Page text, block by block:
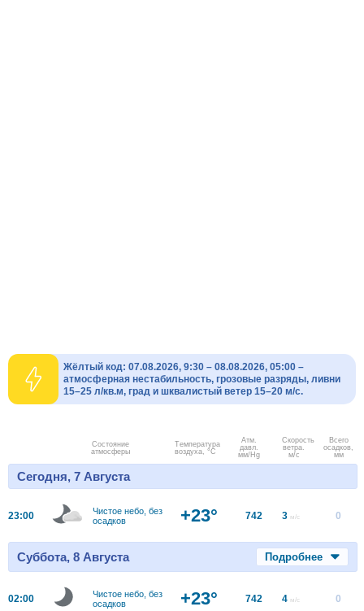
Жёлтый код: 07.08.2026, 9:30 – 08.08.2026, 05:00 –
атмосферная нестабильность, грозовые разряды, ливни
15–25 л/кв.м, град и шквалистый ветер 15–20 м/с.
Состояние
атмосферы
Температура
воздуха, °C
Атм.
давл.
мм/Hg
Скорость
ветра.
м/с
Всего
осадков,
мм
Сегодня, 7 Августа
23:00
Чистое небо, без
осадков
+23° 742 3 м/с 0
Суббота, 8 Августа Подробнее
02:00
Чистое небо, без
осадков
+23° 742 4 м/с 0